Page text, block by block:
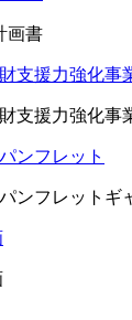
画書
支援力強化事
支援力強化事
ンフレット
ンフレットギ